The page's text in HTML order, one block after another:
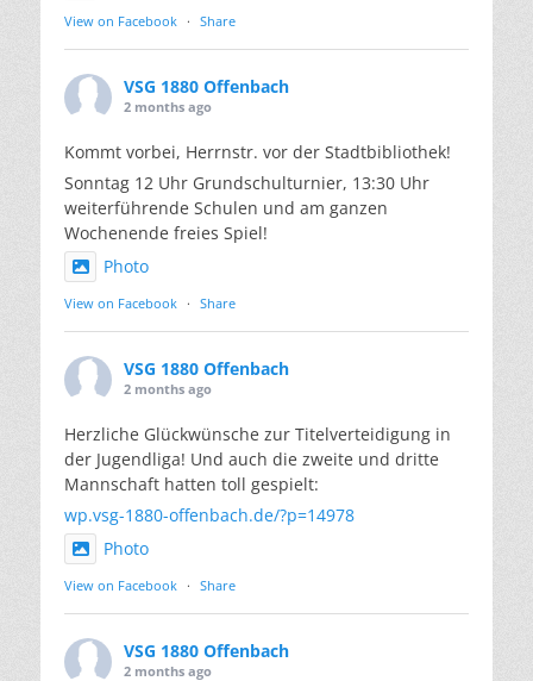
View on Facebook · Share
VSG 1880 Offenbach
2 months ago
Kommt vorbei, Herrnstr. vor der Stadtbibliothek!
Sonntag 12 Uhr Grundschulturnier, 13:30 Uhr
weiterführende Schulen und am ganzen
Wochenende freies Spiel!
Photo
View on Facebook · Share
VSG 1880 Offenbach
2 months ago
Herzliche Glückwünsche zur Titelverteidigung in
der Jugendliga! Und auch die zweite und dritte
Mannschaft hatten toll gespielt:
wp.vsg-1880-offenbach.de/?p=14978
Photo
View on Facebook · Share
VSG 1880 Offenbach
2 months ago